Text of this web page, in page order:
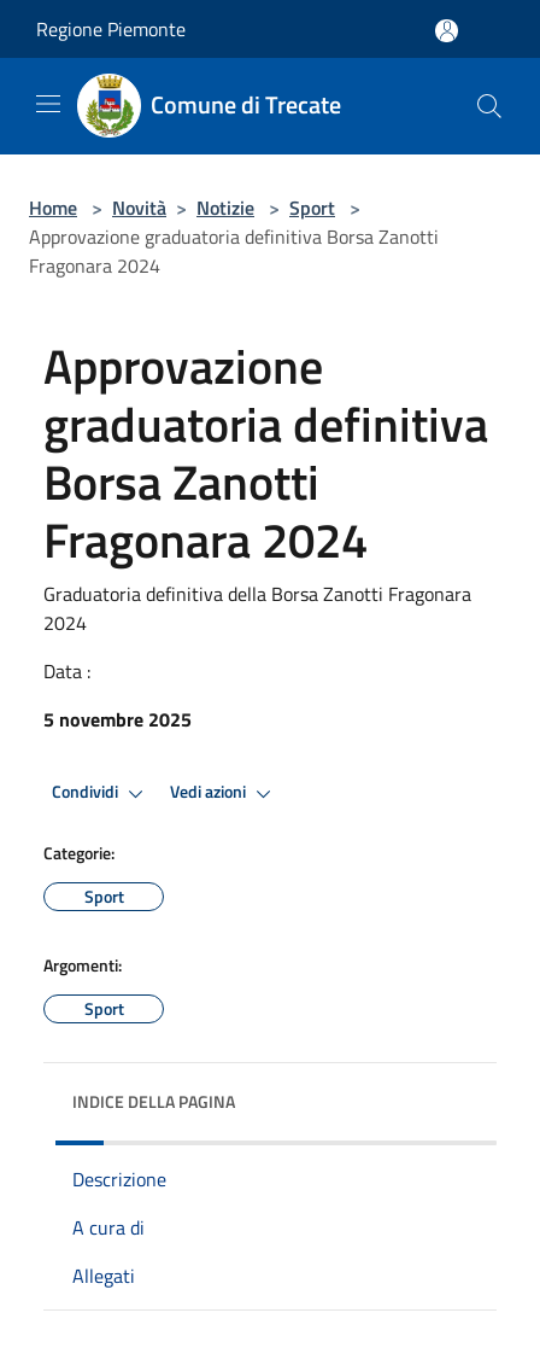
Regione Piemonte
Comune di Trecate
Home > Novità > Notizie > Sport >
Approvazione graduatoria definitiva Borsa Zanotti
Fragonara 2024
Approvazione
graduatoria definitiva
Borsa Zanotti
Fragonara 2024
Graduatoria definitiva della Borsa Zanotti Fragonara
2024
Data :
5 novembre 2025
Condividi Vedi azioni
Categorie:
Sport
Argomenti:
Sport
INDICE DELLA PAGINA
Descrizione
A cura di
Allegati